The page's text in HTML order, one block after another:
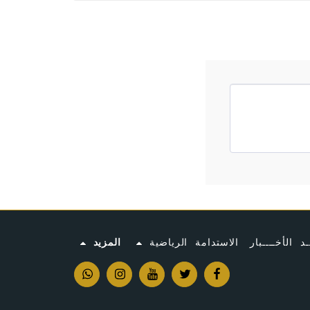
الأخــــبار الاستدامة الرياضية المزيد